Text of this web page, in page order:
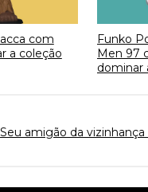
com
a coleção
Funko
Men 97
dominar
Seu amigão da